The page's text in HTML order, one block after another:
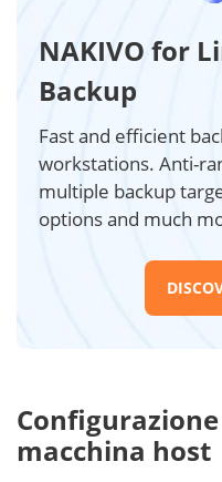
NAKIVO for
Backup
Fast and efficient
workstations. Anti-
multiple backup
options and much
macchina host